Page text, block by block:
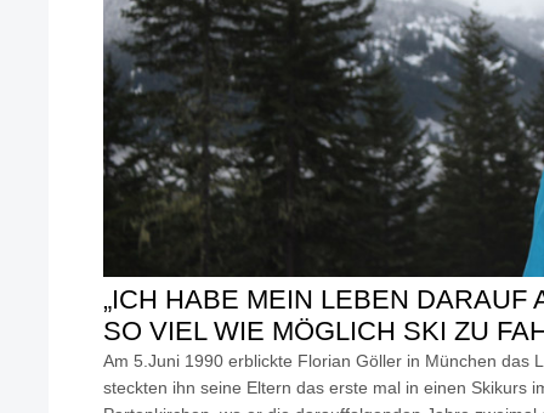
„ICH HABE MEIN LEBEN DARAUF
SO VIEL WIE MÖGLICH SKI ZU
Am 5.Juni 1990 erblickte Florian Göller in München das
steckten ihn seine Eltern das erste mal in einen Skikurs